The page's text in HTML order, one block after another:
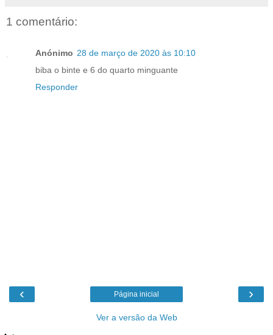
1 comentário:
Anónimo 28 de março de 2020 às 10:10
biba o binte e 6 do quarto minguante
Responder
‹ ›
Página inicial
Ver a versão da Web